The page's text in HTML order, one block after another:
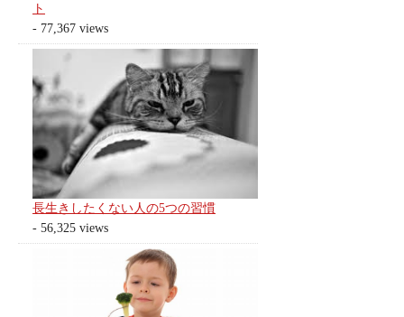
ト
- 77,367 views
長生きしたくない人の5つの習慣
- 56,325 views